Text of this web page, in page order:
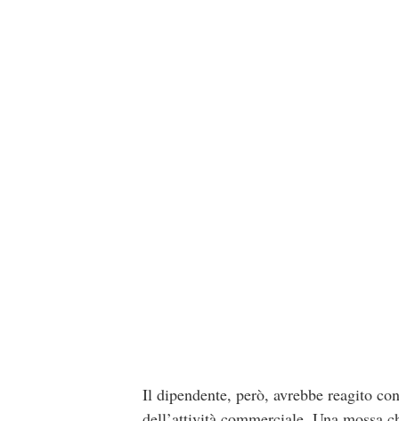
Il dipendente, però, avrebbe reagito